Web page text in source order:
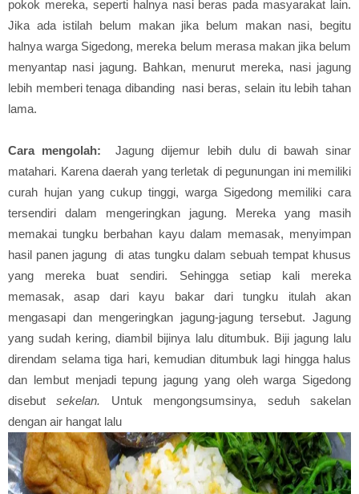
pokok mereka, seperti halnya nasi beras pada masyarakat lain.
Jika ada istilah belum makan jika belum makan nasi, begitu
halnya warga Sigedong, mereka belum merasa makan jika belum
menyantap nasi jagung. Bahkan, menurut mereka, nasi jagung
lebih memberi tenaga dibanding nasi beras, selain itu lebih tahan
lama.
Cara mengolah: Jagung dijemur lebih dulu di bawah sinar
matahari. Karena daerah yang terletak di pegunungan ini memiliki
curah hujan yang cukup tinggi, warga Sigedong memiliki cara
tersendiri dalam mengeringkan jagung. Mereka yang masih
memakai tungku berbahan kayu dalam memasak, menyimpan
hasil panen jagung di atas tungku dalam sebuah tempat khusus
yang mereka buat sendiri. Sehingga setiap kali mereka
memasak, asap dari kayu bakar dari tungku itulah akan
mengasapi dan mengeringkan jagung-jagung tersebut. Jagung
yang sudah kering, diambil bijinya lalu ditumbuk. Biji jagung lalu
direndam selama tiga hari, kemudian ditumbuk lagi hingga halus
dan lembut menjadi tepung jagung yang oleh warga Sigedong
disebutsekelan. Untuk mengongsumsinya, seduh sakelan
dengan air hangat lalu